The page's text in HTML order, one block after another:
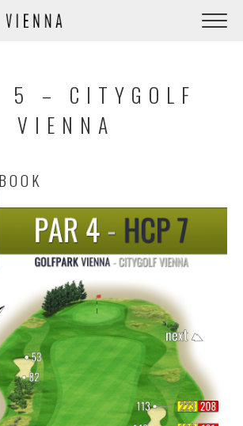
5 – CITYGOLF
VIENNA